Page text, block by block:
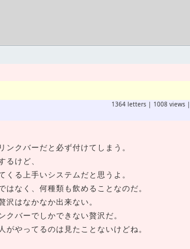
1364 letters | 1008 views |
クバーだと必ず付けてしまう。
けど、
る上手いシステムだと思うよ。
なく、何種類も飲めることなのだ。
はなかなか出来ない。
バーでしかできない贅沢だ。
やってるのは見たことないけどね。